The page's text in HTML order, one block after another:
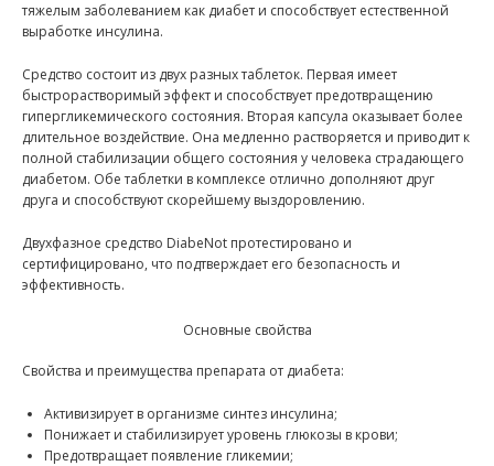
тяжелым заболеванием как диабет и способствует естественной
выработке инсулина.
Средство состоит из двух разных таблеток. Первая имеет
быстрорастворимый эффект и способствует предотвращению
гипергликемического состояния. Вторая капсула оказывает более
длительное воздействие. Она медленно растворяется и приводит к
полной стабилизации общего состояния у человека страдающего
диабетом. Обе таблетки в комплексе отлично дополняют друг
друга и способствуют скорейшему выздоровлению.
Двухфазное средство DiabeNot протестировано и
сертифицировано, что подтверждает его безопасность и
эффективность.
Основные свойства
Свойства и преимущества препарата от диабета:
Активизирует в организме синтез инсулина;
Понижает и стабилизирует уровень глюкозы в крови;
Предотвращает появление гликемии;